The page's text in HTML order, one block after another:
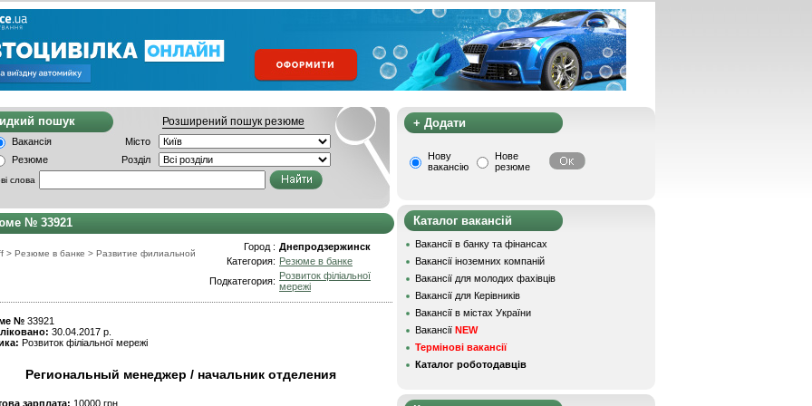
пошук Розширений пошук резюме
Вакансія
Місто
Резюме
Розділ
слова
№ 33921
> Резюме в банке > Развитие филиальной
Город : Днепродзержинск
Категория: Резюме в банке
Подкатегория: Розвиток філіальної
мережі
№ 33921
30.04.2017 р.
Розвиток філіальної мережі
Региональный менеджер / начальник отделения
зарплата: 10000 грн.
+ Додати
Нову
вакансію
Нове
резюме
Каталог вакансій
Вакансії в банку та фінансах
Вакансії іноземних компаній
Вакансії для молодих фахівців
Вакансії для Керівників
Вакансії в містах України
Вакансії NEW
Термінові вакансії
Каталог роботодавців